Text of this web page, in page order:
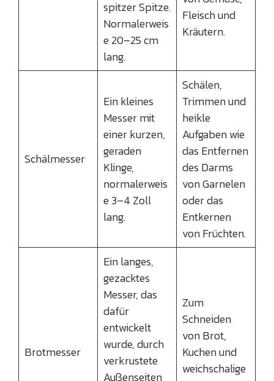
spitzer Spitze.
Normalerweis
e 20–25 cm
lang.
Fleisch und
Kräutern.
Schälmesser
Ein kleines
Messer mit
einer kurzen,
geraden
Klinge,
normalerweis
e 3–4 Zoll
lang.
Schälen,
Trimmen und
heikle
Aufgaben wie
das Entfernen
des Darms
von Garnelen
oder das
Entkernen
von Früchten.
Brotmesser
Ein langes,
gezacktes
Messer, das
dafür
entwickelt
wurde, durch
verkrustete
Außenseiten
Zum
Schneiden
von Brot,
Kuchen und
weichschalige